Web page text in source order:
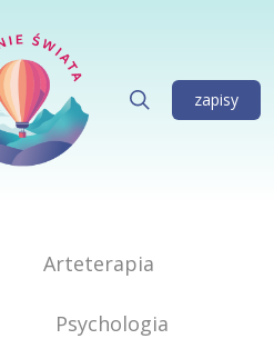
zapisy
Arteterapia
Psychologia